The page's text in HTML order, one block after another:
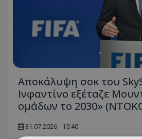
Αποκάλυψη σοκ του
Ινφαντίνο εξέταζε
ομάδων το 2030»
31.07.2026 - 15:40